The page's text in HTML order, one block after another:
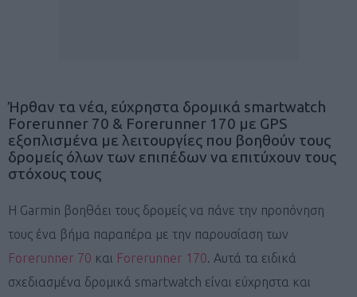
Ήρθαν τα νέα, εύχρηστα δρομικά smartwatch
Forerunner 70 & Forerunner 170 με GPS
εξοπλισμένα με λειτουργίες που βοηθούν τους
δρομείς όλων των επιπέδων να επιτύχουν τους
στόχους τους
H Garmin βοηθάει τους δρομείς να πάνε την προπόνηση
τους ένα βήμα παραπέρα με την παρουσίαση των
Forerunner 70 και Forerunner 170. Αυτά τα ειδικά
σχεδιασμένα δρομικά smartwatch είναι εύχρηστα και